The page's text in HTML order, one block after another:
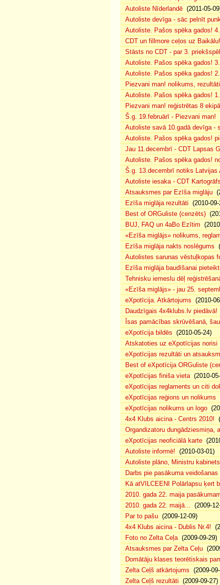
Autoliste Nīderlandē (2011-05-
Autoliste devīga - sāc pelnīt
Autoliste. Pašos spēka gados!
CDT un fillmore ceļos uz Baikālu!
Stāsts no CDT - par 3.
Autoliste. Pašos spēka gados!
Autoliste. Pašos spēka gados!
Piezvani man! nolikums,
Autoliste. Pašos spēka gados!
Piezvani man! reģistrētas 8
Š.g. 19.februārī - Piezvani man!
Autoliste savā 10.gadā devīga -
Autoliste. Pašos spēka gados!
Jau 11.decembrī - CDT Lapsas
Autoliste. Pašos spēka gados!
Š.g. 13.decembrī notiks Latvijas
Autoliste iesaka - CDT
Atsauksmes par Ezīša miglāju
Ezīša miglāja rezultāti (2010-
Best of ORGuliste (cenzēts)
BUJ, FAQ un 4aBo Ezītim
«Ezīša miglājs» nolikums,
Ezīša miglāja nakts noslēgums
Autolistes sarunas vēstuļkopas
Ezīša miglāja baudīšanai
Tehnisku iemeslu dēļ
«Ezīša miglājs» - jau 25.
eXpotīcija. Atkārtojums (2010-
Daudzīgais 4x4klubs.lv piedāvā!
Īsas pamācības skrūvēšanā,
eXpotīcija bildēs (2010-05-24)
Atskatoties uz eXpotīcijas norisi
eXpotīcijas rezultāti un
Best of eXpotīcija ORGuliste
eXpotīcijas finiša vieta(2010-
eXpotīcijas reglaments un citi
eXpotīcijas reģions un nolikums
eXpotīcijas nolikums un logo
4x4 Klubs aicina - Centrs 2010!
Organdizatoru dungādziesmiņa,
eXpotīcijas neoficiālā karte
Autoliste informē! (2010-03-01)
Autoliste plāno, Ministru
Darbs pie pasākuma
Kā atVILCEENI Polārlapsu ķert
2010. gada 22. maija
2010. gada 22. maijā... (2009-
Par to pašu (2009-12-09)
4x4 Klubs aicina - Dublis Nr.4!
Foto no Zelta Ceļa(2009-09-29)
Atsauksmes par Zelta Ceļu
Domātāju klases teorētiskais
Zelta Ceļš atkārtojums (2009-
Zelta Ceļš rezultāti (2009-09-27)